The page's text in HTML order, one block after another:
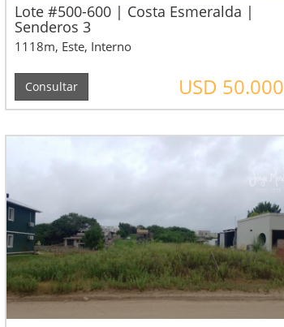
Lote #500-600 | Costa Esmeralda |
Senderos 3
1118m, Este, Interno
Consultar USD 50.000